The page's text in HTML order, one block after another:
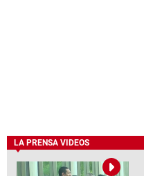
LA PRENSA VIDEOS